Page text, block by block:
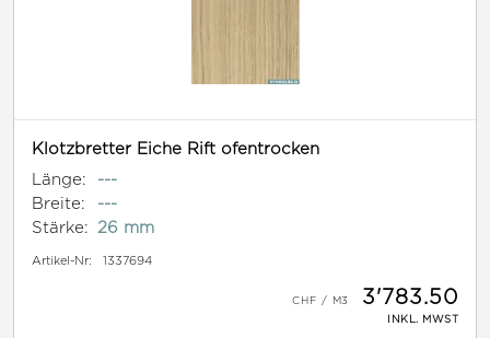
Klotzbretter Eiche Rift ofentrocken
Länge:
---
Breite:
---
Stärke:
26 mm
Artikel-Nr: 1337694
3'783.50
INKL. MWST